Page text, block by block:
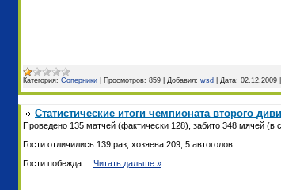
Категория: Соперники Просмотров: 859 Добавил: wsd Дата: 02.12.2009
Статистические итоги чемпионата второго
Проведено 135 матчей (фактически 128), забито 348 мячей (в
Гости отличились 139 раз, хозяева 209, 5 автоголов.
Гости побежда
Читать дальше »